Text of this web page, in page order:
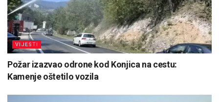
VIJESTI
Požar izazvao odrone kod Konjica na cestu:
Kamenje oštetilo vozila